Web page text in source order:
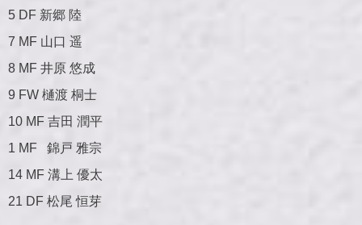
5 DF 新郷 陸
7 MF 山口 遥
8 MF 井原 悠成
9 FW 樋渡 桐士
10 MF 吉田 潤平
1 MF 錦戸 雅宗
14 MF 溝上 優太
21 DF 松尾 恒芽